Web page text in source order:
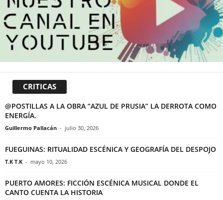
CRITICAS
@POSTILLAS A LA OBRA “AZUL DE PRUSIA” LA DERROTA COMO
ENERGÍA.
Guillermo Pallacán - julio 30, 2026
FUEGUINAS: RITUALIDAD ESCÉNICA Y GEOGRAFÍA DEL DESPOJO
T.K T.K - mayo 10, 2026
PUERTO AMORES: FICCIÓN ESCÉNICA MUSICAL DONDE EL
CANTO CUENTA LA HISTORIA